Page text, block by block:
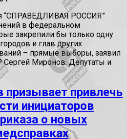
“СПРАВЕДЛИВАЯ РОССИЯ”
в федеральном
закрепили бы только одну
и глав других
– прямые выборы, заявил
Сергей Миронов. Депутаты и
призывает привлечь
инициаторов
о новых